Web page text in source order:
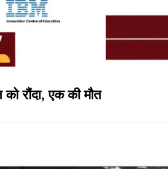
रौंदा, एक की मौत